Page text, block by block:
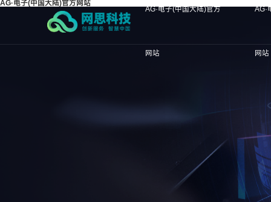
AG·电子(中国大陆)官方网站
AG·电子(中国大陆)官方
网站
AG·
网站